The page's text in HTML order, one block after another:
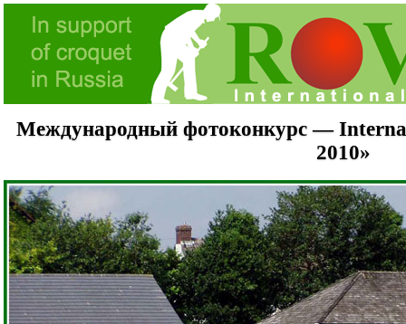
Международный фотоконкурс —
2010»